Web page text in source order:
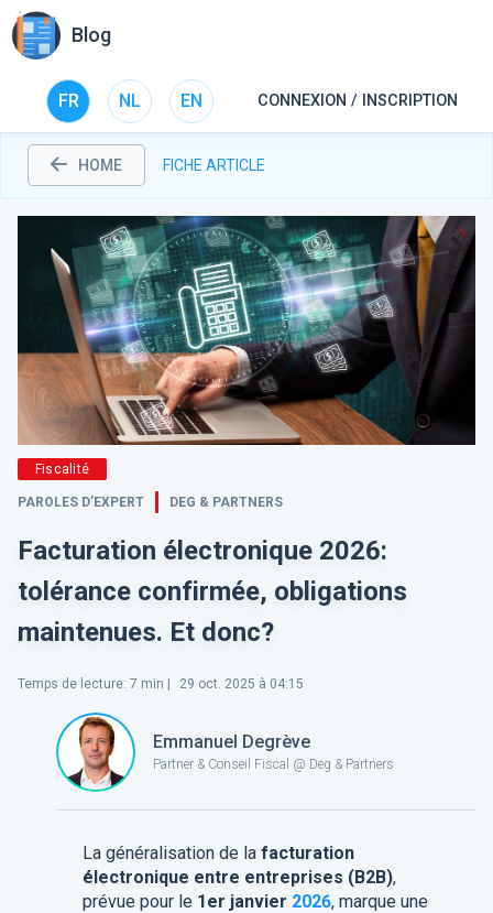
Blog
FR NL EN CONNEXION / INSCRIPTION
HOME FICHE ARTICLE
Fiscalité
PAROLES D’EXPERT DEG & PARTNERS
Facturation électronique 2026:
tolérance confirmée, obligations
maintenues. Et donc?
Temps de lecture: 7 min | 29 oct. 2025 à 04:15
Emmanuel Degrève
Partner & Conseil Fiscal @ Deg & Partners
La généralisation de la facturation
électronique entre entreprises (B2B),
prévue pour le 1er janvier 2026, marque une